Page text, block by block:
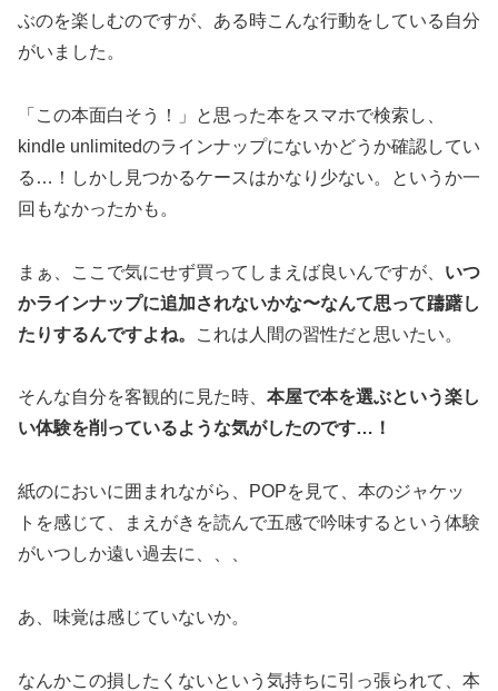
ぶのを楽しむのですが、ある時こんな行動をしている自分
がいました。
「この本面白そう！」と思った本をスマホで検索し、
kindle unlimitedのラインナップにないかどうか確認してい
る…！しかし見つかるケースはかなり少ない。というか一
回もなかったかも。
まぁ、ここで気にせず買ってしまえば良いんですが、 いつ
かラインナップに追加されないかな〜なんて思って躊躇し
たりするんですよね。
これは人間の習性だと思いたい。
そんな自分を客観的に見た時、 本屋で本を選ぶという楽し
い体験を削っているような気がしたのです…！
紙のにおいに囲まれながら、POPを見て、本のジャケッ
トを感じて、まえがきを読んで五感で吟味するという体験
がいつしか遠い過去に、、、
あ、味覚は感じていないか。
なんかこの損したくないという気持ちに引っ張られて、本